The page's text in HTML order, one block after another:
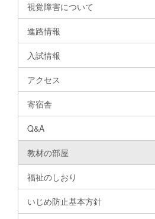
視覚障害について
進路情報
入試情報
アクセス
寄宿舎
Q&A
教材の部屋
福祉のしおり
いじめ防止基本方針